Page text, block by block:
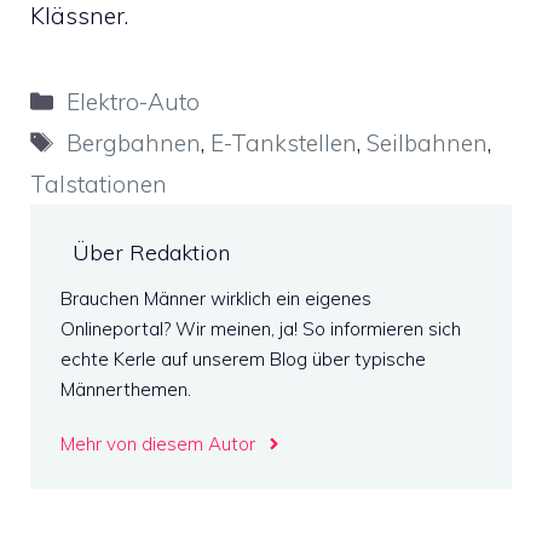
Klässner.
Kategorien
Elektro-Auto
Schlagwörter
Bergbahnen, E-Tankstellen,Seilbahnen,
Talstationen
Über Redaktion
Brauchen Männer wirklich ein eigenes
Onlineportal? Wir meinen, ja! So informieren sich
echte Kerle auf unserem Blog über typische
Männerthemen.
Mehr von diesem Autor